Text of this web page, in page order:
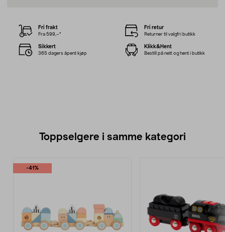
Fri frakt
Fra 599,–*
Fri retur
Returner til valgfri butikk
Sikkert
365 dagers åpent kjøp
Klikk&Hent
Bestill på nett og hent i butikk
Toppselgere i samme kategori
-41%